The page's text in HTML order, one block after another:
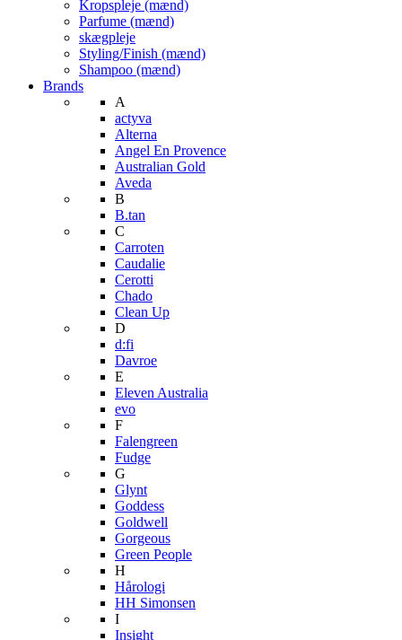
Kropspleje (mænd)
Parfume (mænd)
skægpleje
Styling/Finish (mænd)
Shampoo (mænd)
Brands
A
actyva
Alterna
Angel En Provence
Australian Gold
Aveda
B
B.tan
C
Carroten
Caudalie
Cerotti
Chado
Clean Up
D
d:fi
Davroe
E
Eleven Australia
evo
F
Falengreen
Fudge
G
Glynt
Goddess
Goldwell
Gorgeous
Green People
H
Hårologi
HH Simonsen
I
Insight